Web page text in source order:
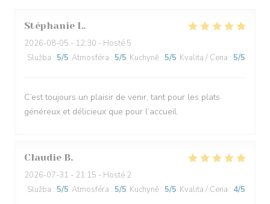
Stéphanie L
2026-08-05 - 12:30 - Hosté 5
Služba : 5/5 Atmosféra : 5/5 Kuchyně : 5/5 Kvalita / Cena : 5/5
C’est toujours un plaisir de venir, tant pour les plats
généreux et délicieux que pour l’accueil.
Claudie B
2026-07-31 - 21:15 - Hosté 2
Služba : 5/5 Atmosféra : 5/5 Kuchyně : 5/5 Kvalita / Cena : 4/5